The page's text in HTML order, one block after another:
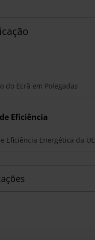
do Ecrã em Polegadas
Eficiência
Eficiência Energética da UE